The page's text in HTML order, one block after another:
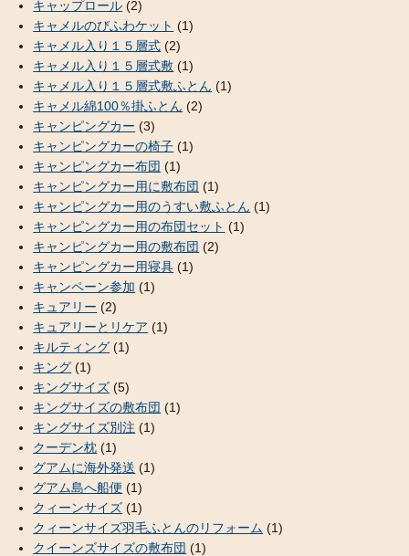
キャップロール (2)
キャメルのびふわケット (1)
キャメル入り１５層式 (2)
キャメル入り１５層式敷 (1)
キャメル入り１５層式敷ふとん (1)
キャメル綿100％掛ふとん (2)
キャンピングカー (3)
キャンピングカーの椅子 (1)
キャンピングカー布団 (1)
キャンピングカー用に敷布団 (1)
キャンピングカー用のうすい敷ふとん (1)
キャンピングカー用の布団セット (1)
キャンピングカー用の敷布団 (2)
キャンピングカー用寝具 (1)
キャンペーン参加 (1)
キュアリー (2)
キュアリーとリケア (1)
キルティング (1)
キング (1)
キングサイズ (5)
キングサイズの敷布団 (1)
キングサイズ別注 (1)
クーデン枕 (1)
グアムに海外発送 (1)
グアム島へ船便 (1)
クィーンサイズ (1)
クィーンサイズ羽毛ふとんのリフォーム (1)
クイーンズサイズの敷布団 (1)